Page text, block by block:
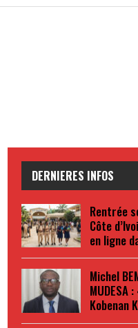
DERNIERES INFOS
Rentrée
Côte
en ligne
Michel
MUDESA
Kobenan